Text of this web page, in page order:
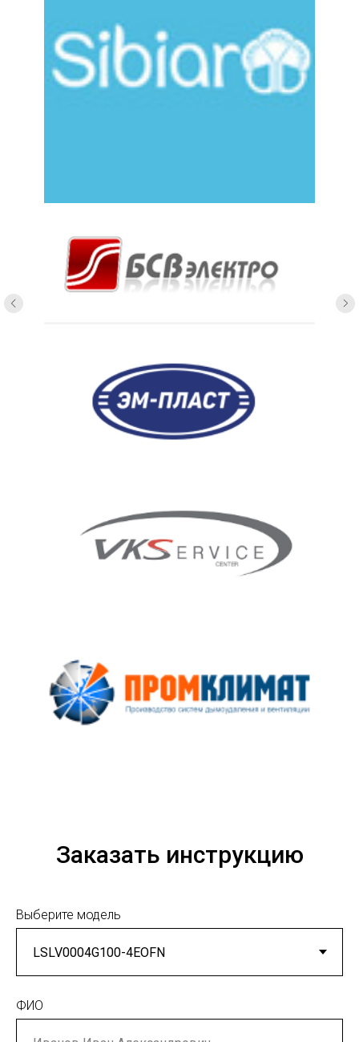
Заказать инструкцию
Выберите модель
ФИО